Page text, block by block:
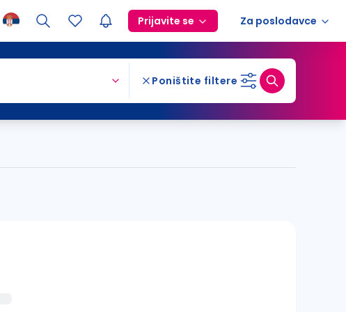
Prijavite se Za poslodavce
Poništite filtere